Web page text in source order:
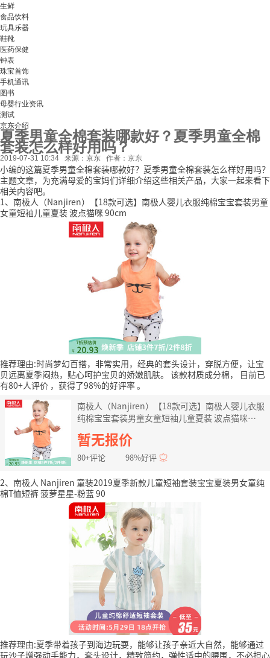
生鲜
食品饮料
玩具乐器
鞋靴
医药保健
钟表
珠宝首饰
手机通讯
图书
母婴行业资讯
测试
京东介绍
夏季男童全棉套装哪款好？夏季男童全棉
套装怎么样好用吗？
2019-07-31 10:34 来源：京东 作者：京东
小编的这篇夏季男童全棉套装哪款好？夏季男童全棉套装怎么样好用吗？
主题文章，为充满母爱的宝妈们详细介绍这些相关产品，大家一起来看下
相关内容吧。
1、南极人（Nanjiren）【18款可选】南极人婴儿衣服纯棉宝宝套装男童
女童短袖儿童夏装 波点猫咪 90cm
推荐理由:时尚梦幻百搭，非常实用，经典的套头设计，穿脱方便，让宝
贝远离夏季闷热，贴心呵护宝贝的娇嫩肌肤。 该款材质成分棉，
目前已
有80+人评价 ，获得了98%的好评率。
南极人（Nanjiren）【18款可选】南极人婴儿衣服
纯棉宝宝套装男童女童短袖儿童夏装 波点猫咪
90cm
暂无报价
80+评论 98%好评
2、南极人 Nanjiren 童装2019夏季新款儿童短袖套装宝宝夏装男女童纯
棉T恤短裤 菠萝星星-粉蓝 90
推荐理由:夏季带着孩子到海边玩耍，能够让孩子亲近大自然，能够通过
玩沙子增强动手能力，套头设计，精致简约，弹性适中的腰围，不必担心